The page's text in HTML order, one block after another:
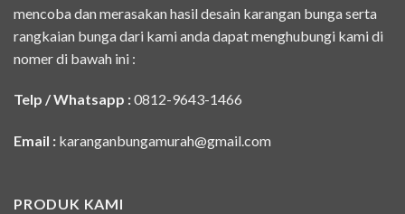
mencoba dan merasakan hasil desain karangan bunga serta
rangkaian bunga dari kami anda dapat menghubungi kami di
nomer di bawah ini :
Telp / Whatsapp :0812-9643-1466
Email : karanganbungamurah@gmail.com
PRODUK KAMI